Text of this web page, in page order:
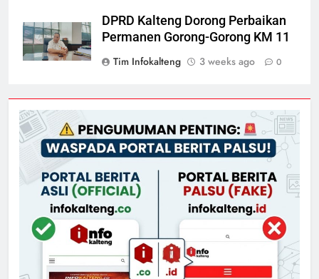
DPRD Kalteng Dorong Perbaikan
Permanen Gorong-Gorong KM 11
Tim Infokalteng
3 weeks ago 0